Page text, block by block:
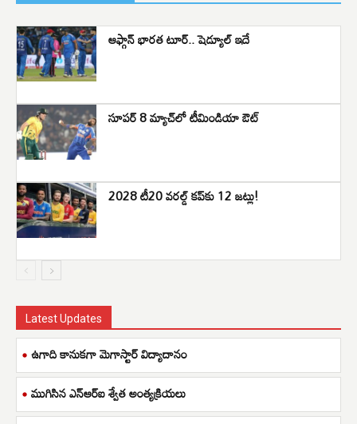
ఆఫ్గాన్‌ భారత టూర్‌.. షెడ్యూల్‌ ఇదే
సూపర్ 8 మ్యాచ్‌లో టీమిండియా ఔట్
2028 టీ20 వరల్డ్ కప్‌కు 12 జట్లు!
Latest Updates
ఉగాది కానుకగా మెగాస్టార్ విద్యాదానం
ముగిసిన ఎన్ఆర్ఐ శ్వేత అంత్యక్రియలు